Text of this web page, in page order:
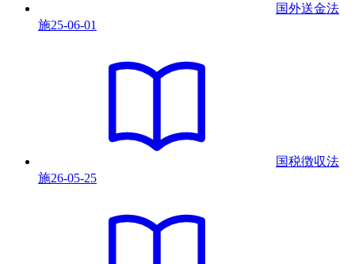
国外送金法
施25-06-01
国税徴収法
施26-05-25